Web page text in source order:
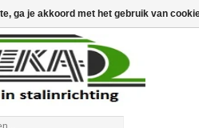
€0,00
aan winkelwagen
ga je akkoord met het gebruik van